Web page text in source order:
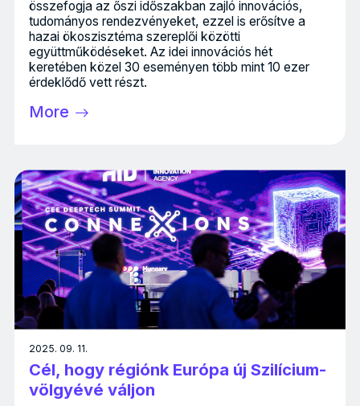
összefogja az őszi időszakban zajló innovációs,
tudományos rendezvényeket, ezzel is erősítve a
hazai ökoszisztéma szereplői közötti
együttműködéseket. Az idei innovációs hét
keretében közel 30 eseményen több mint 10 ezer
érdeklődő vett részt.
More
2025. 09. 11.
Cél, hogy régiónk Európa új Szilícium-
völgyévé váljon